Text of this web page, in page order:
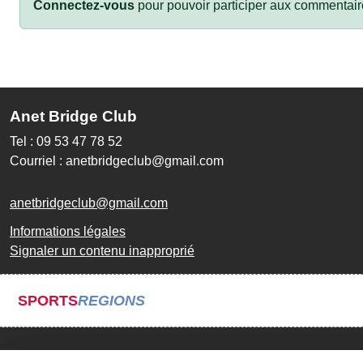
Connectez-vous pour pouvoir participer aux
Anet Bridge Club
Tel : 09 53 47 78 52
Courriel : anetbridgeclub@gmail.com
anetbridgeclub@gmail.com
Informations légales
Signaler un contenu inapproprié
SPORTSREGIONS